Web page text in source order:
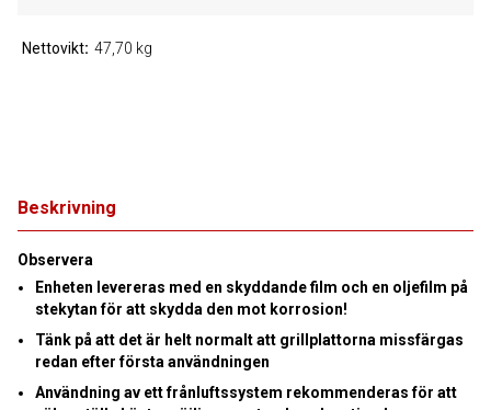
Beskrivning
Observera
Enheten levereras med en skyddande film och en oljefilm på
stekytan för att skydda den mot korrosion!
Tänk på att det är helt normalt att grillplattorna missfärgas
redan efter första användningen
Användning av ett frånluftssystem rekommenderas för att
Nettovikt 47,70 kg